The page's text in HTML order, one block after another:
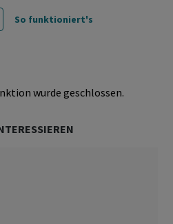
So funktioniert's
wurde geschlossen.